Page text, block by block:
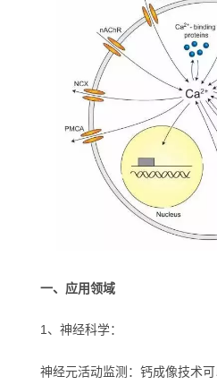
一、应用领域
1、神经科学：
神经元活动监测：钙成像技术